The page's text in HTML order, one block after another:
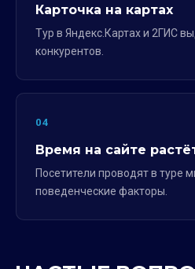
Карточка на картах
Тур в Яндекс.Картах и 2ГИС
конкурентов.
04
Время на сайте
Посетители проводят в туре
поведенческие факторы.